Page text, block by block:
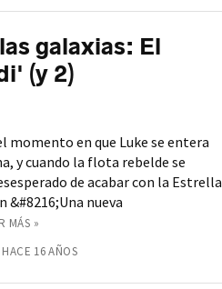
galaxias: El
(y 2)
momento en que Luke se entera
y cuando la flota rebelde se
de acabar con la Estrella
&#8216;Una nueva
MÁS »
HACE 16 AÑOS